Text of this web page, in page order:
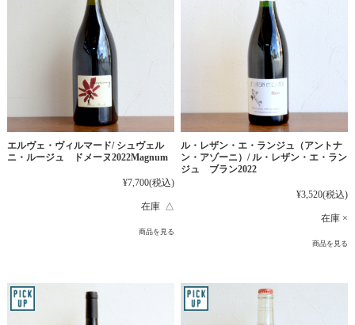
エルヴェ・ヴィルマード/ シュヴェル
ニ・ルージュ ドメーヌ2022Magnum
¥7,700(税込)
在庫 △
商品を見る
ル・レザン・エ・ランジュ（アントナ
ン・アゾーニ）/ ル・レザン・エ・ラン
ジュ ブラン2022
¥3,520(税込)
在庫 ×
商品を見る